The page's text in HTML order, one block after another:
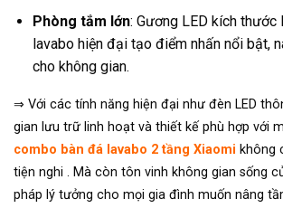
Phòng tắm lớn: Gương LED kích thước
lavabo hiện đại tạo điểm nhấn nổi bật,
cho không gian.
⇒ Với các tính năng hiện đại như đèn LED
gian lưu trữ linh hoạt và thiết kế phù hợp với
combo bàn đá lavabo 2 tầng Xiaomi không
tiện nghi . Mà còn tôn vinh không gian sống
pháp lý tưởng cho mọi gia đình muốn nâng